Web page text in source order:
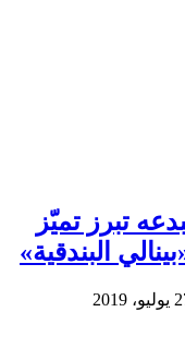
تبرز تميّز
البندقية»
2019